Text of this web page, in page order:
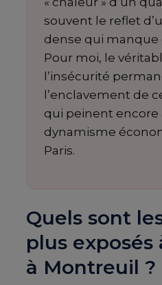
souvent le reflet
dense qui manque
Pour moi, le
l’insécurité
l’enclavement de
qui peinent encore
dynamisme
Paris.
Quels sont
plus exposés
à Montreuil ?